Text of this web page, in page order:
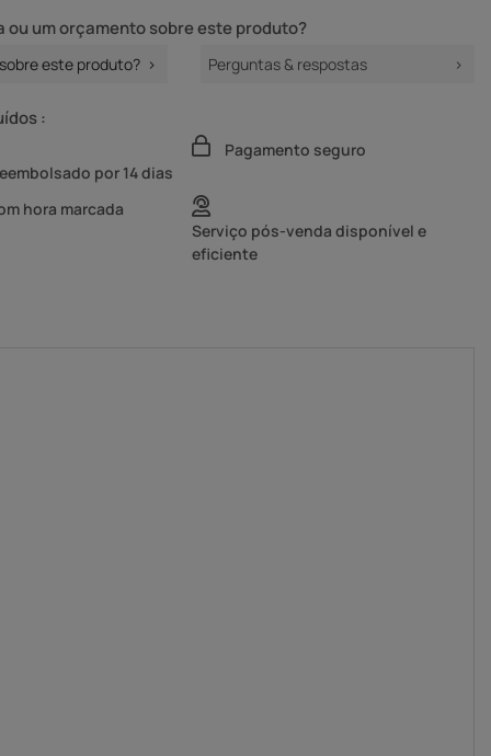
ou um orçamento sobre este produto?
este produto? Perguntas & respostas
:
por 14 dias
Pagamento seguro
hora marcada
Serviço pós-venda disponível e
eficiente